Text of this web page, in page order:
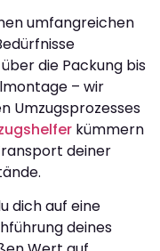
umfangreichen
die Packung bis
– wir
Umzugsprozesses
kümmern
deiner
dich auf eine
deines